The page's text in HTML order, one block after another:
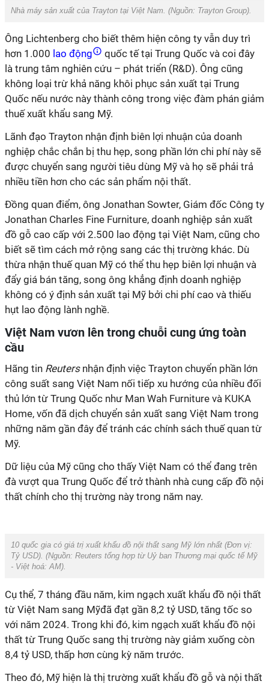
Nhà máy sản xuất của Trayton tại Việt Nam. (Nguồn: Trayton Group).
Ông Lichtenberg cho biết thêm hiện công ty vẫn duy trì
hơn 1.000 lao động
quốc tế tại Trung Quốc và coi đây
là trung tâm nghiên cứu – phát triển (R&D). Ông cũng
không loại trừ khả năng khôi phục sản xuất tại Trung
Quốc nếu nước này thành công trong việc đàm phán giảm
thuế xuất khẩu sang Mỹ.
Lãnh đạo Trayton nhận định biên lợi nhuận của doanh
nghiệp chắc chắn bị thu hẹp, song phần lớn chi phí này sẽ
được chuyển sang người tiêu dùng Mỹ và họ sẽ phải trả
nhiều tiền hơn cho các sản phẩm nội thất.
Đồng quan điểm, ông Jonathan Sowter, Giám đốc Công ty
Jonathan Charles Fine Furniture, doanh nghiệp sản xuất
đồ gỗ cao cấp với 2.500 lao động tại Việt Nam, cũng cho
biết sẽ tìm cách mở rộng sang các thị trường khác. Dù
thừa nhận thuế quan Mỹ có thể thu hẹp biên lợi nhuận và
đẩy giá bán tăng, song ông khẳng định doanh nghiệp
không có ý định sản xuất tại Mỹ bởi chi phí cao và thiếu
hụt lao động lành nghề.
Việt Nam vươn lên trong chuỗi cung ứng toàn
cầu
Hãng tin Reuters nhận định việc Trayton chuyển phần lớn
công suất sang Việt Nam nối tiếp xu hướng của nhiều đối
thủ lớn từ Trung Quốc như Man Wah Furniture và KUKA
Home, vốn đã dịch chuyển sản xuất sang Việt Nam trong
những năm gần đây để tránh các chính sách thuế quan từ
Mỹ.
Dữ liệu của Mỹ cũng cho thấy Việt Nam có thể đang trên
đà vượt qua Trung Quốc để trở thành nhà cung cấp đồ nội
thất chính cho thị trường này trong năm nay.
10 quốc gia có giá trị xuất khẩu đồ nội thất sang Mỹ lớn nhất (Đơn vị:
Tỷ USD). (Nguồn: Reuters tổng hợp từ Uỷ ban Thương mại quốc tế Mỹ
- Việt hoá:AM).
Cụ thể, 7 tháng đầu năm, kim ngạch xuất khẩu đồ nội thất
từ Việt Nam sang Mỹđã đạt gần 8,2 tỷ USD, tăng tốc so
với năm 2024. Trong khi đó, kim ngạch xuất khẩu đồ nội
thất từ Trung Quốc sang thị trường này giảm xuống còn
8,4 tỷ USD, thấp hơn cùng kỳ năm trước.
Theo đó, Mỹ hiện là thị trường xuất khẩu đồ gỗ và nội thất